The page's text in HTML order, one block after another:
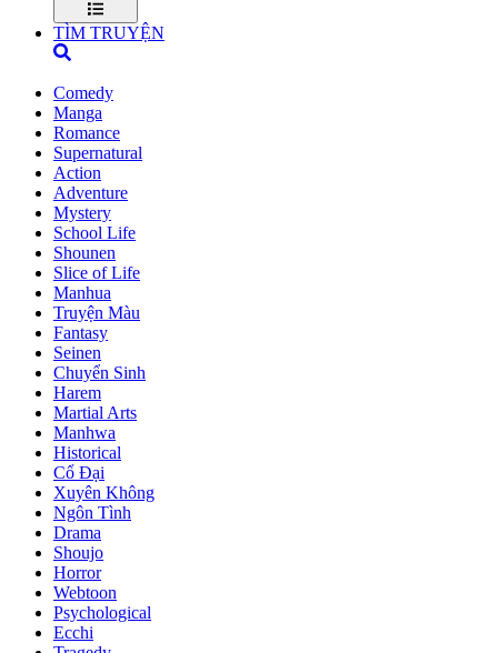
TÌM TRUYỆN
Comedy
Manga
Romance
Supernatural
Action
Adventure
Mystery
School Life
Shounen
Slice of Life
Manhua
Truyện Màu
Fantasy
Seinen
Chuyển Sinh
Harem
Martial Arts
Manhwa
Historical
Cổ Đại
Xuyên Không
Ngôn Tình
Drama
Shoujo
Horror
Webtoon
Psychological
Ecchi